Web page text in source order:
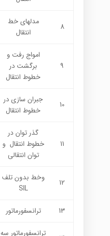
8
مدلهاي خط
انتقال
9
امواج رفت و
برگشت در
خطوط انتقال
10
جبران سازي در
خطوط انتقال
11
گذر توان در
خطوط انتقال و
توان انتقالي
12
وخط بدون تلف
SIL
13 ترانسفورماتور
ترانسفورماتور سه